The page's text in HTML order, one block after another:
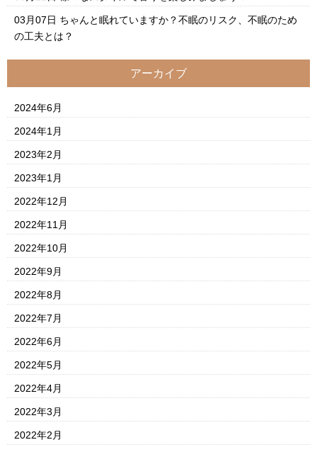
03月07日 ちゃんと眠れていますか？不眠のリスク、不眠のため
の工夫とは？
アーカイブ
2024年6月
2024年1月
2023年2月
2023年1月
2022年12月
2022年11月
2022年10月
2022年9月
2022年8月
2022年7月
2022年6月
2022年5月
2022年4月
2022年3月
2022年2月